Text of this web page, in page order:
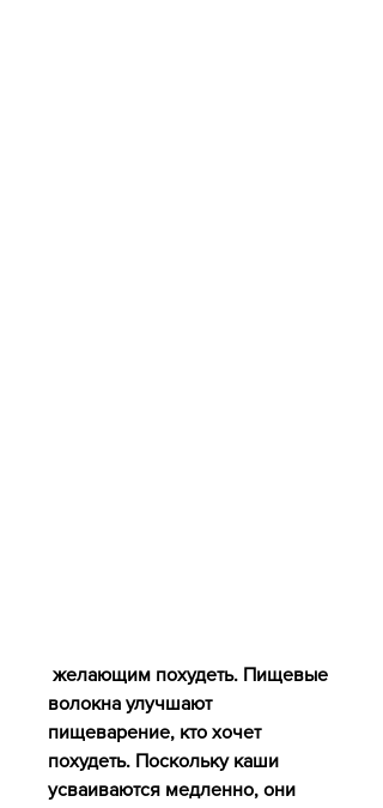
волокна улучшают
пищеварение, кто хочет
похудеть. Поскольку каши
усваиваются медленно, они